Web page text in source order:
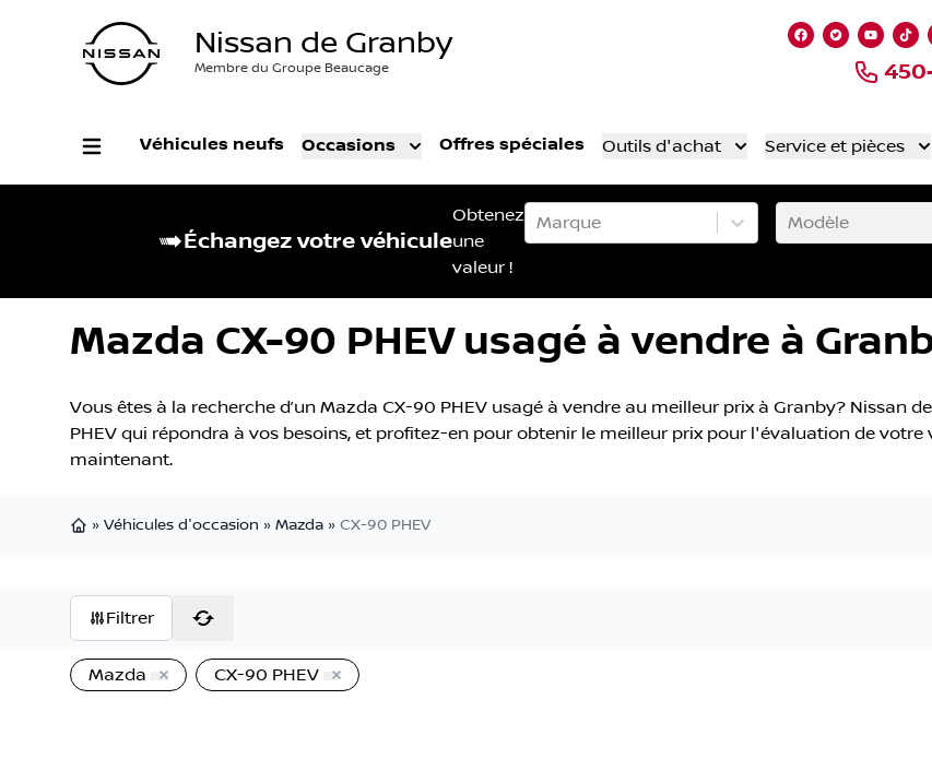
Nissan de Granby
Membre du Groupe Beaucage
Lien vers notre
Lien vers
Lien
Véhicules neufs Occasions Offres spéciales Outils d'achat Service et pièces
Échangez votre véhicule
Obtenez
une
valeur !
Marque Modèle
Mazda CX-90 PHEV usagé à vendre à
Vous êtes à la recherche d’un Mazda CX-90 PHEV usagé à vendre au meilleur prix à Granby? Nissan
PHEV qui répondra à vos besoins, et profitez-en pour obtenir le meilleur prix pour l'évaluation de votre
maintenant.
» Véhicules d'occasion » Mazda » CX-90 PHEV
Filtrer
Mazda CX-90 PHEV